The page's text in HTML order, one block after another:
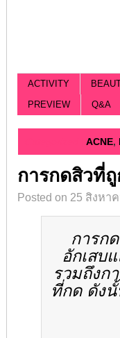
ACTIVITY
PREVIEW
Q&A
ACNE,
การกดสิวที่
Posted on 25 สิงหา
การก
อักเสบ
รวมถึงก
ที่กด ดัง